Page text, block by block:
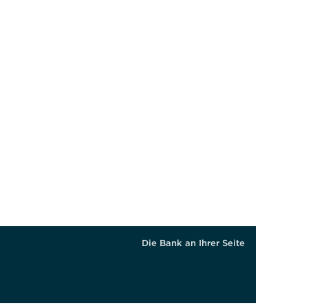
Die Bank an Ihrer Seite